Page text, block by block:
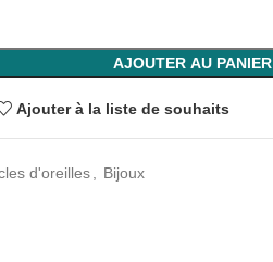
AJOUTER AU PANIER
Ajouter à la liste de souhaits
d'oreilles Bijoux